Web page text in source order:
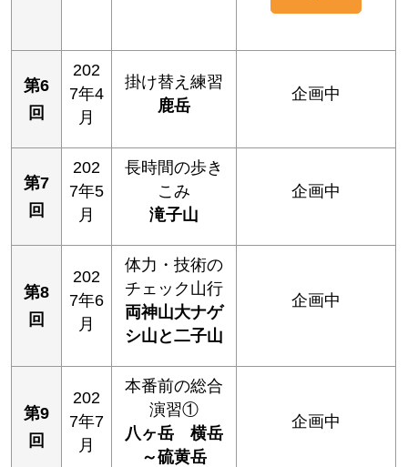
第6
回
202
7年4
月
掛け替え練習
鹿岳
企画中
第7
回
202
7年5
月
長時間の歩き
こみ
滝子山
企画中
第8
回
202
7年6
月
体力・技術の
チェック山行
両神山大ナゲ
シ山と二子山
企画中
第9
回
202
7年7
月
本番前の総合
演習①
八ヶ岳 横岳
～硫黄岳
企画中